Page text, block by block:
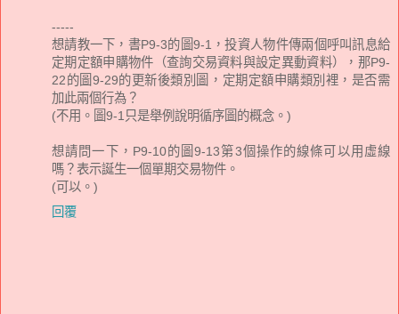
-----
想請教一下，書P9-3的圖9-1，投資人物件傳兩個呼叫訊息給
定期定額申購物件（查詢交易資料與設定異動資料），那P9-
22的圖9-29的更新後類別圖，定期定額申購類別裡，是否需
加此兩個行為？
(不用。圖9-1只是舉例說明循序圖的概念。)
想請問一下，P9-10的圖9-13第3個操作的線條可以用虛線
嗎？表示誕生一個單期交易物件。
(可以。)
回覆